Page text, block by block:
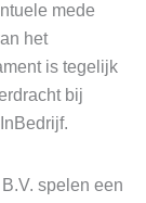
mede
het
is tegelijk
bij
spelen een